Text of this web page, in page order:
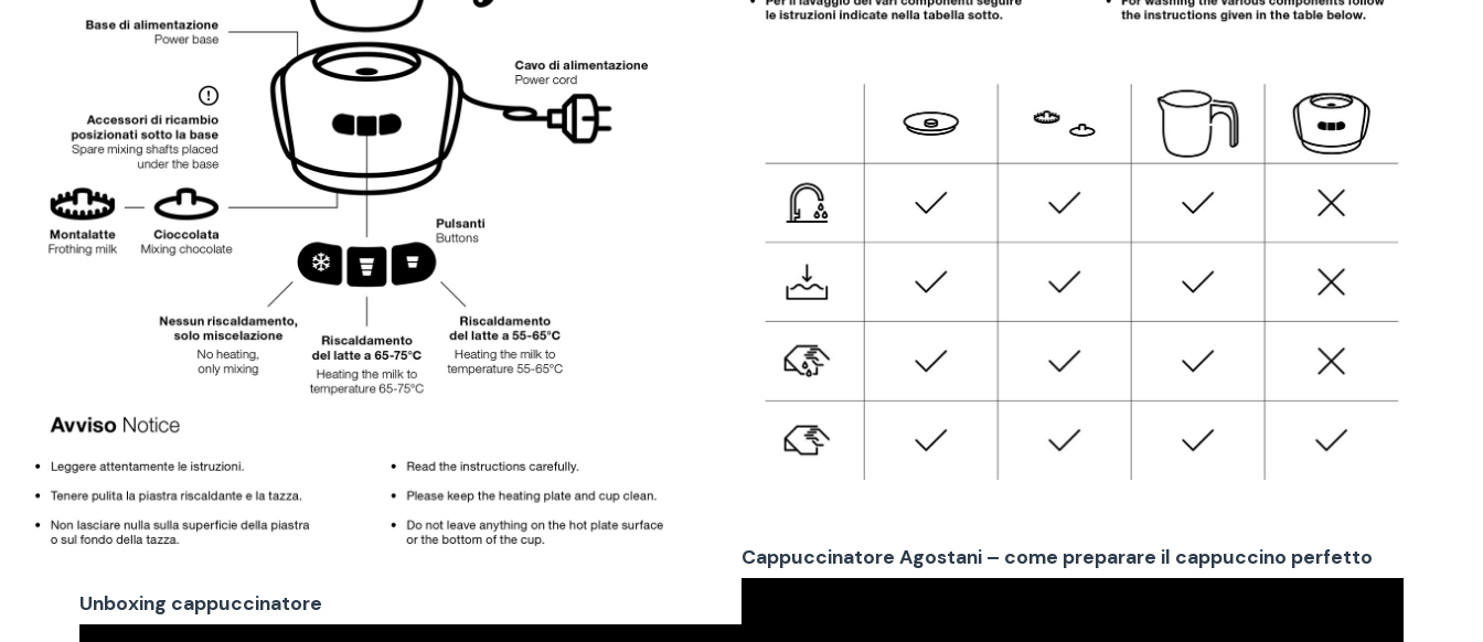
Unboxing cappuccinatore
Cappuccinatore Agostani – come preparare il cappuccino perfetto